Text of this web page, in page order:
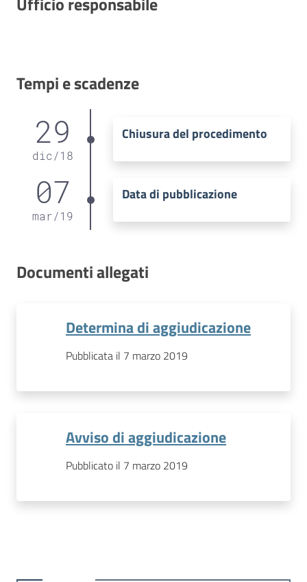
Tempi e scadenze
29
dic /18
Chiusura del procedimento
07
mar/19
Data di pubblicazione
Documenti allegati
Determina di aggiudicazione
Pubblicata il 7 marzo 2019
Avviso di aggiudicazione
Pubblicato il 7 marzo 2019